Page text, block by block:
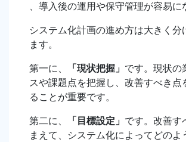
、導入後の運用や保守管理が容易に
システム化計画の進め方は大きく分
ます。
第一に、 「現状把握」 です。現状の
スや課題点を把握し、改善すべき点
ることが重要です。
第二に、 「目標設定」 です。改善す
まえて、システム化によってどのよ